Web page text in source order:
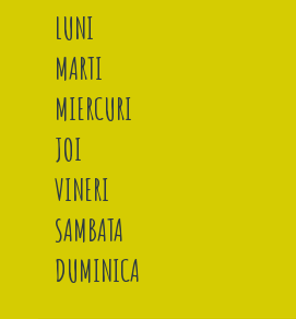
LUNI
MARTI
MIERCURI
JOI
VINERI
SAMBATA
DUMINICA